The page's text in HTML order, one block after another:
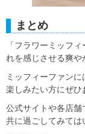
まとめ
「フラワーミッフ
れを感じさせる爽や
ミッフィーファン
楽しみたい方にぜひ
公式サイトや各店舗
共に過ごしてみては